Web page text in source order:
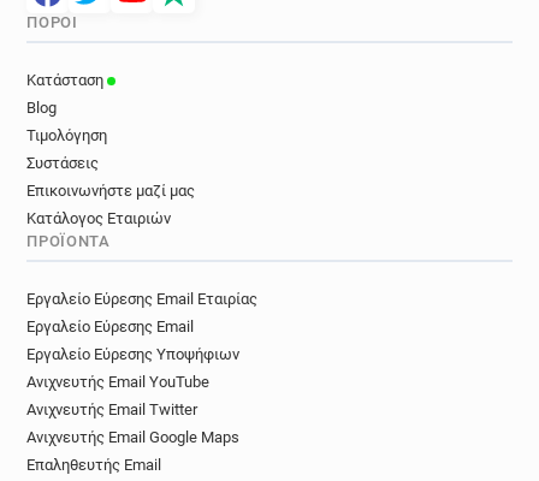
ΠΌΡΟΙ
Κατάσταση
Blog
Τιμολόγηση
Συστάσεις
Επικοινωνήστε μαζί μας
Κατάλογος Εταιριών
ΠΡΟΪΌΝΤΑ
Εργαλείο Εύρεσης Email Εταιρίας
Εργαλείο Εύρεσης Email
Εργαλείο Εύρεσης Υποψήφιων
Ανιχνευτής Email YouTube
Ανιχνευτής Email Twitter
Ανιχνευτής Email Google Maps
Επαληθευτής Email